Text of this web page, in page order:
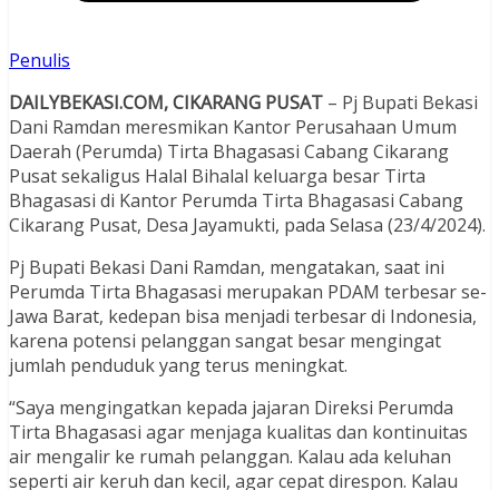
Penulis
DAILYBEKASI.COM, CIKARANG PUSAT – Pj Bupati Bekasi
Dani Ramdan meresmikan Kantor Perusahaan Umum
Daerah (Perumda) Tirta Bhagasasi Cabang Cikarang
Pusat sekaligus Halal Bihalal keluarga besar Tirta
Bhagasasi di Kantor Perumda Tirta Bhagasasi Cabang
Cikarang Pusat, Desa Jayamukti, pada Selasa (23/4/2024).
Pj Bupati Bekasi Dani Ramdan, mengatakan, saat ini
Perumda Tirta Bhagasasi merupakan PDAM terbesar se-
Jawa Barat, kedepan bisa menjadi terbesar di Indonesia,
karena potensi pelanggan sangat besar mengingat
jumlah penduduk yang terus meningkat.
“Saya mengingatkan kepada jajaran Direksi Perumda
Tirta Bhagasasi agar menjaga kualitas dan kontinuitas
air mengalir ke rumah pelanggan. Kalau ada keluhan
seperti air keruh dan kecil, agar cepat direspon. Kalau